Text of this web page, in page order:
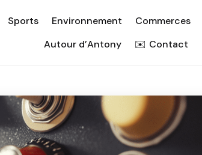
Sports Environnement Commerces
Autour d’Antony
Contact